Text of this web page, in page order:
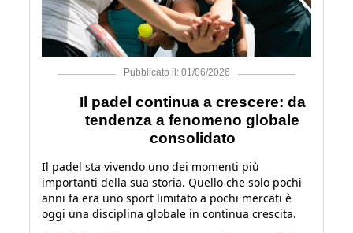
Pubblicato il: 01/06/2026
Il padel continua a crescere: da
tendenza a fenomeno globale
consolidato
Il padel sta vivendo uno dei momenti più
importanti della sua storia. Quello che solo pochi
anni fa era uno sport limitato a pochi mercati è
oggi una disciplina globale in continua crescita.